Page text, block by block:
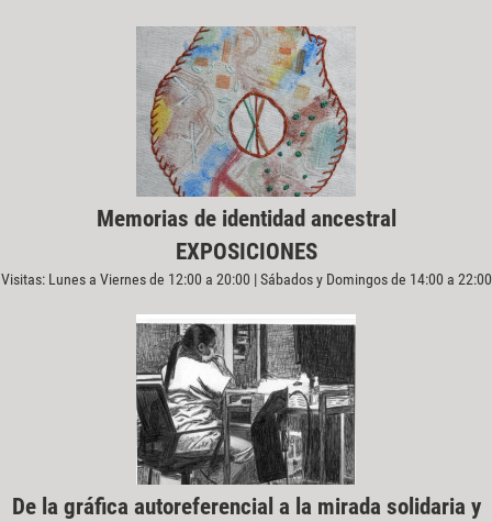
Memorias de identidad ancestral
EXPOSICIONES
Visitas: Lunes a Viernes de 12:00 a 20:00 | Sábados y Domingos de 14:00 a 22:00
De la gráfica autoreferencial a la mirada solidaria y